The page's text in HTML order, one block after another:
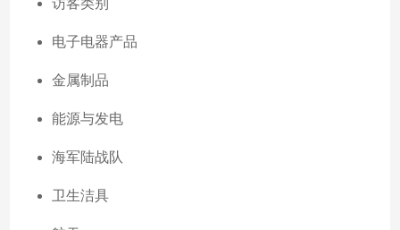
电子电器产品
金属制品
能源与发电
海军陆战队
卫生洁具